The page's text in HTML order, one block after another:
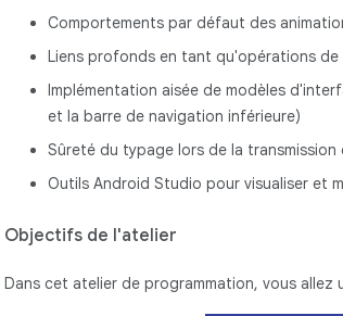
Comportements par défaut des
Liens profonds en tant qu'opérations de
Implémentation aisée de modèles
et la barre de navigation inférieure)
Sûreté du typage lors de la
Outils Android Studio pour visualiser et
Objectifs de l'atelier
Dans cet atelier de programmation, vous